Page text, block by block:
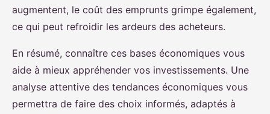
augmentent, le coût des emprunts grimpe également,
ce qui peut refroidir les ardeurs des acheteurs.
En résumé, connaître ces bases économiques vous
aide à mieux appréhender vos investissements. Une
analyse attentive des tendances économiques vous
permettra de faire des choix informés, adaptés à